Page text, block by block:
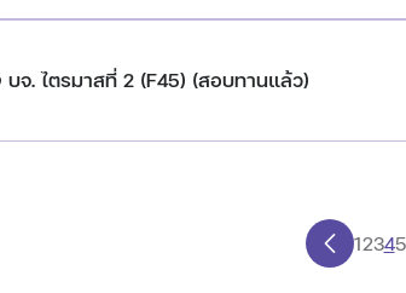
จ. ไตรมาสที่ 2 (F45) (สอบทานแล้ว)
12345